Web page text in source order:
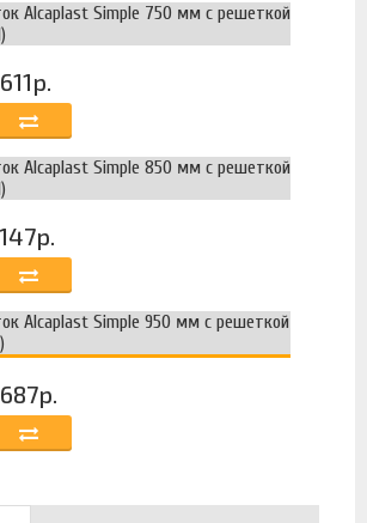
Alcaplast Simple 750 мм с решеткой
Alcaplast Simple 850 мм с решеткой
Alcaplast Simple 950 мм с решеткой